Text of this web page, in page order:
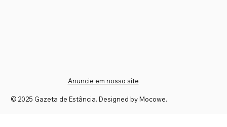
Anuncie em nosso site
© 2025 Gazeta de Estância. Designed by Mocowe.